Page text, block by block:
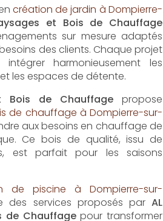
de Chauffagepropose un
de jardin à Dompierre-sur-Besbre
espaces extérieurs en parfait
Les équipes expérimentées
tonte et les soins nécessaires
accueillant.
création de jardin à Dompierre-
et Bois de Chauffage
sur mesure adaptés
des clients. Chaque projet
harmonieusement les
les espaces de détente.